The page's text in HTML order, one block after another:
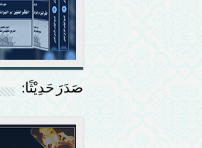
صَدَرَ حَدِيْثًا: